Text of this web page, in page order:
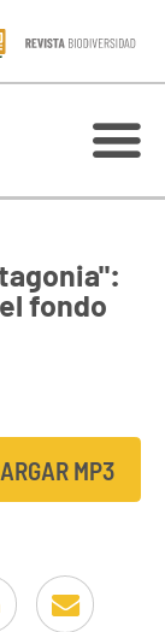
fondo
MP3